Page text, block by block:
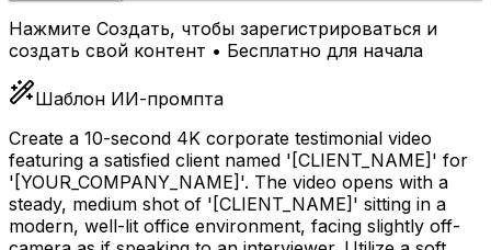
Нажмите Создать, чтобы зарегистрироваться и
создать свой контент • Бесплатно для начала
Шаблон ИИ-промпта
Create a 10-second 4K corporate testimonial video
featuring a satisfied client named ' [CLIENT_NAME] ' for
' [YOUR_COMPANY_NAME] '. The video opens with a
steady, medium shot of ' [CLIENT_NAME] ' sitting in a
modern, well-lit office environment, facing slightly off-